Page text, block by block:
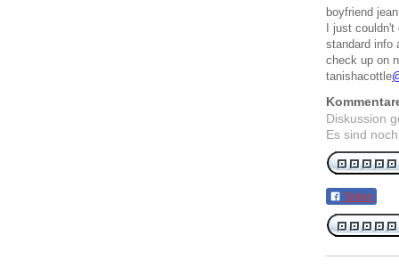
boyfriend
I just
standard info
check up on
tanishacottle
Diskussion
Es sind
Teilen